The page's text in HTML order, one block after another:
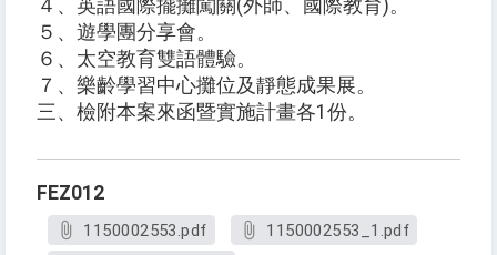
４、英語國際擺攤闖關(外師、國際教育)。
５、遊學團分享會。
６、太空教育雙語體驗。
７、樂齡學習中心攤位及靜態成果展。
三、檢附本案來函暨實施計畫各1份。
FEZ012
1150002553.pdf
1150002553_1.pdf